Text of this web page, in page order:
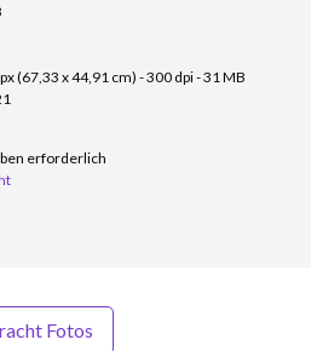
(67,33 x 44,91 cm) - 300 dpi - 31 MB
erforderlich
Fotos